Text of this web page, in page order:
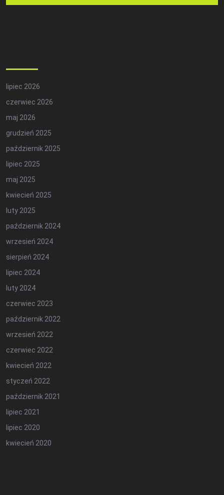
lipiec 2026
czerwiec 2026
maj 2026
grudzień 2025
październik 2025
lipiec 2025
maj 2025
kwiecień 2025
luty 2025
październik 2024
wrzesień 2024
sierpień 2024
lipiec 2024
luty 2024
czerwiec 2023
październik 2022
wrzesień 2022
czerwiec 2022
kwiecień 2022
styczeń 2022
październik 2021
lipiec 2021
lipiec 2020
kwiecień 2020